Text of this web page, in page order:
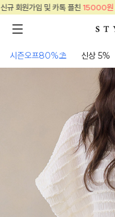
시즌오프80%⛱ 신상 5%